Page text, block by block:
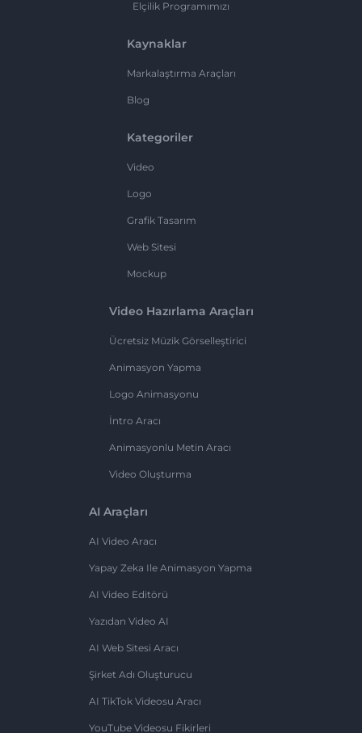
Elçilik Programımızı
Kaynaklar
Markalaştırma Araçları
Blog
Kategoriler
Video
Logo
Grafik Tasarım
Web Sitesi
Mockup
Video Hazırlama Araçları
Ücretsiz Müzik Görselleştirici
Animasyon Yapma
Logo Animasyonu
İntro Aracı
Animasyonlu Metin Aracı
Video Oluşturma
AI Araçları
AI Video Aracı
Yapay Zeka Ile Animasyon Yapma
AI Video Editörü
Yazıdan Video AI
AI Web Sitesi Aracı
Şirket Adı Oluşturucu
AI TikTok Videosu Aracı
YouTube Videosu Fikirleri